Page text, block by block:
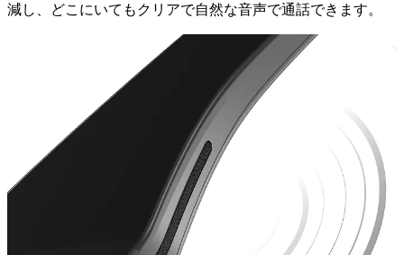
減し、どこにいてもクリアで自然な音声で通話できます。